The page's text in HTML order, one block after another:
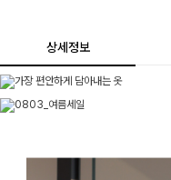
상세정보